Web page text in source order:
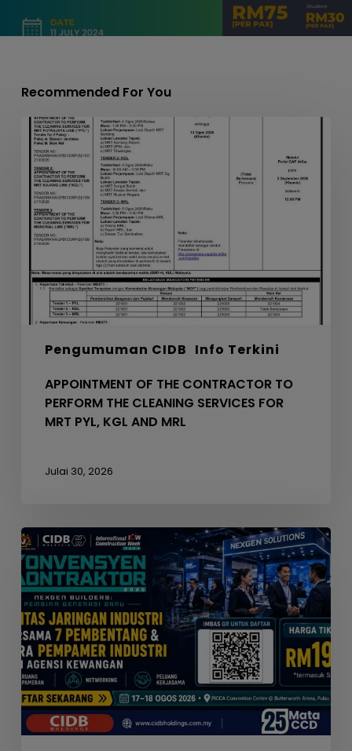
Recommended For You
Pengumuman CIDB Info Terkini
APPOINTMENT
OF
THE
CONTRACTOR
TO
PERFORM
THE
SERVICES
FOR
APPOINTMENT OF THE CONTRACTOR TO
PERFORM THE CLEANING SERVICES FOR
MRT PYL, KGL AND MRL
Julai 30, 2026
Seminar
Konvensyen
Kontraktor
2026